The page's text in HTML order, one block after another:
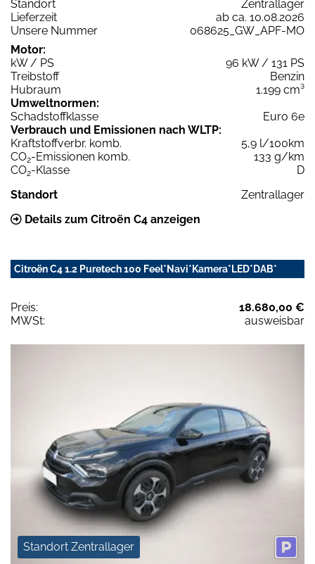
Standort
Zentrallager
Lieferzeit
ab ca. 10.08.2026
Unsere Nummer
068625_GW_APF-MO
Motor:
kW / PS
96 kW / 131 PS
Treibstoff
Benzin
Hubraum
1.199 cm³
Umweltnormen:
Schadstoffklasse
Euro 6e
Verbrauch und Emissionen nach WLTP:
Kraftstoffverbr. komb.
5,9 l/100km
CO2-Emissionen komb.
133 g/km
CO2-Klasse
D
Standort
Zentrallager
Details zum Citroën C4 anzeigen
Citroën C4 1.2 Puretech 100 Feel*Navi*Kamera*LED*DAB*
Preis:
18.680,00 €
MWSt:
ausweisbar
Standort Zentrallager